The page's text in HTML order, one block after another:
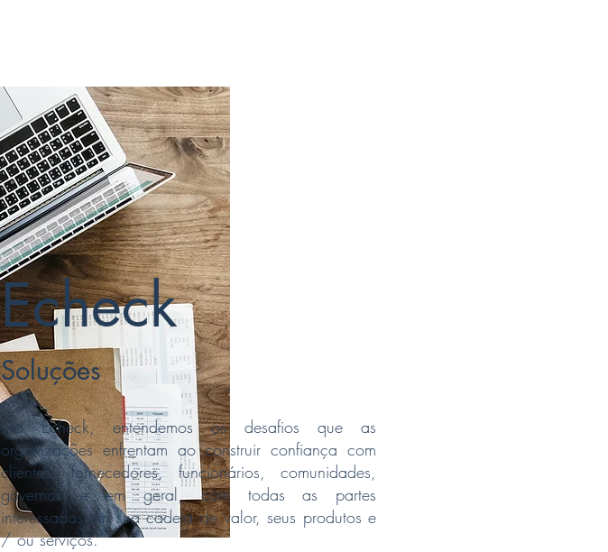
Echeck
Soluções
Na Echeck, entendemos os desafios que as
organizações enfrentam ao construir confiança com
clientes, fornecedores, funcionários, comunidades,
governos e em geral, com todas as partes
interessadas em sua cadeia de valor, seus produtos e
/ ou serviços.